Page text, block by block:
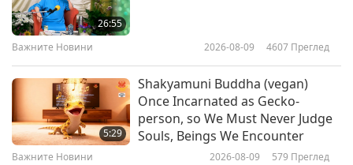
Преминаването към веганство
спестява пари
26:55
Важните Новини 2026-08-09 4607 Преглед
5:29
Shakyamuni Buddha (vegan)
Once Incarnated as Gecko-
person, so We Must Never Judge
Souls, Beings We Encounter
Важните Новини 2026-08-09 579 Преглед